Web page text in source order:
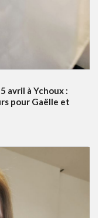
avril à Ychoux :
pour Gaëlle et